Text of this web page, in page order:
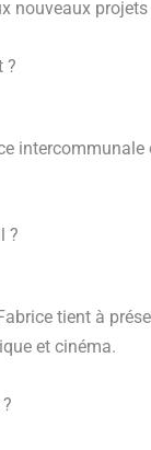
nouveaux
?
?
tient à
et cinéma.